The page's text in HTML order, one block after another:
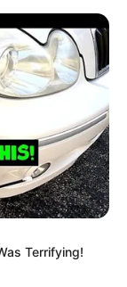
Schortens:
Terrifying!